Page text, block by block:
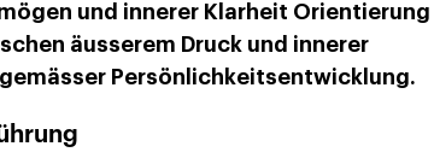
und innerer Klarheit Orientierung
äusserem Druck und innerer
Persönlichkeitsentwicklung.